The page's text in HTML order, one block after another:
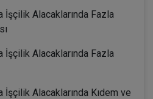
İşçilik Alacaklarında Fazla
İşçilik Alacaklarında Fazla
İşçilik Alacaklarında Kıdem ve